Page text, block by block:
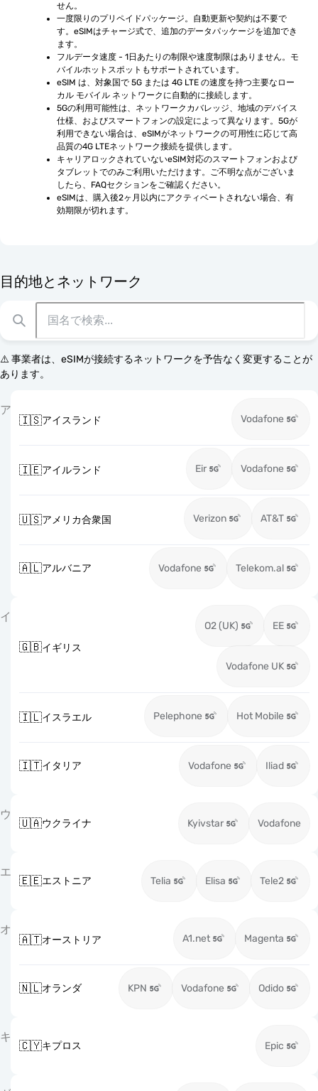
せん。
一度限りのプリペイドパッケージ。自動更新や契約は不要で
す。eSIMはチャージ式で、追加のデータパッケージを追加でき
ます。
フルデータ速度 - 1日あたりの制限や速度制限はありません。モ
バイルホットスポットもサポートされています。
eSIM は、対象国で 5G または 4G LTE の速度を持つ主要なロー
カル モバイル ネットワークに自動的に接続します。
5Gの利用可能性は、ネットワークカバレッジ、地域のデバイス
仕様、およびスマートフォンの設定によって異なります。5Gが
利用できない場合は、eSIMがネットワークの可用性に応じて高
品質の4G LTEネットワーク接続を提供します。
キャリアロックされていないeSIM対応のスマートフォンおよび
タブレットでのみご利用いただけます。ご不明な点がございま
したら、FAQセクションをご確認ください。
eSIMは、購入後2ヶ月以内にアクティベートされない場合、有
効期限が切れます。
目的地とネットワーク
⚠️ 事業者は、eSIMが接続するネットワークを予告なく変更することが
あります。
ア
🇮🇸アイスランド Vodafone
🇮🇪アイルランド Eir Vodafone
🇺🇸アメリカ合衆国 Verizon AT&T
🇦🇱アルバニア Vodafone Telekom.al
イ
🇬🇧イギリス
O2 (UK) EE
Vodafone UK
🇮🇱イスラエル Pelephone Hot Mobile
🇮🇹イタリア Vodafone Iliad
ウ
🇺🇦ウクライナ Kyivstar Vodafone
エ
🇪🇪エストニア Telia Elisa Tele2
オ
🇦🇹オーストリア A1.net Magenta
🇳🇱オランダ KPN Vodafone Odido
キ
🇨🇾キプロス Epic